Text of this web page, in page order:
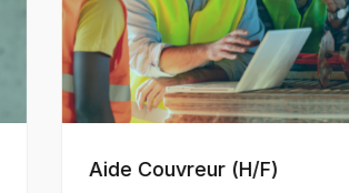
Aide-maçon (H/F)